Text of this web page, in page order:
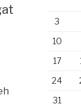
3
10
17
24
31